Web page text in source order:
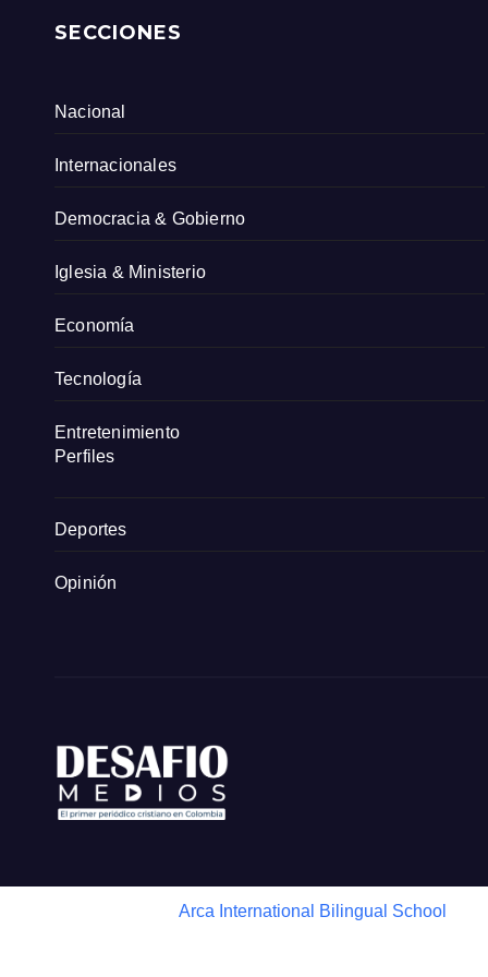
SECCIONES
Nacional
Internacionales
Democracia & Gobierno
Iglesia & Ministerio
Economía
Tecnología
Entretenimiento
Perfiles
Deportes
Opinión
Arca International Bilingual School